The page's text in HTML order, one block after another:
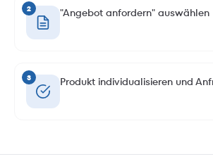
2 "Angebot anfordern" auswählen
3 Produkt individualisieren und